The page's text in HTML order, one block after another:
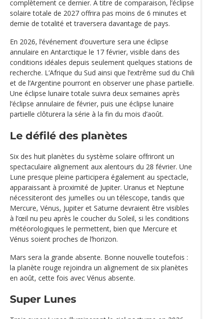
complètement ce dernier. À titre de comparaison, l’éclipse
solaire totale de 2027 offrira pas moins de 6 minutes et
demie de totalité et traversera davantage de pays.
En 2026, l’événement d’ouverture sera une éclipse
annulaire en Antarctique le 17 février, visible dans des
conditions idéales depuis seulement quelques stations de
recherche. L’Afrique du Sud ainsi que l’extrême sud du Chili
et de l’Argentine pourront en observer une phase partielle.
Une éclipse lunaire totale suivra deux semaines après
l’éclipse annulaire de février, puis une éclipse lunaire
partielle clôturera la série à la fin du mois d’août.
Le défilé des planètes
Six des huit planètes du système solaire offriront un
spectaculaire alignement aux alentours du 28 février. Une
Lune presque pleine participera également au spectacle,
apparaissant à proximité de Jupiter. Uranus et Neptune
nécessiteront des jumelles ou un télescope, tandis que
Mercure, Vénus, Jupiter et Saturne devraient être visibles
à l’œil nu peu après le coucher du Soleil, si les conditions
météorologiques le permettent, bien que Mercure et
Vénus soient proches de l’horizon.
Mars sera la grande absente. Bonne nouvelle toutefois :
la planète rouge rejoindra un alignement de six planètes
en août, cette fois avec Vénus absente.
Super Lunes